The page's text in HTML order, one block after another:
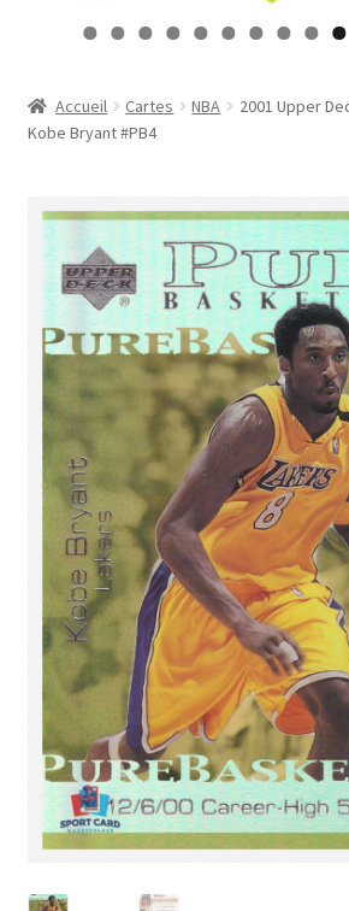
Contact
Mon compte
Panier
Validation de la commande
0
Accueil Cartes NBA
2001 Upper
Kobe Bryant #PB4